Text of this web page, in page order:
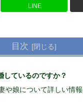
LINE
目次
しているのですか？
や娘について詳しい情